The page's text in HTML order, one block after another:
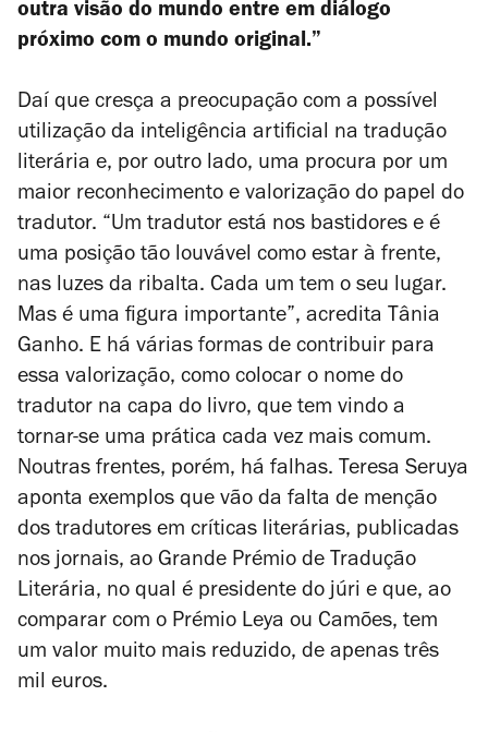
outra visão do mundo entre em diálogo
próximo com o mundo original.”
Daí que cresça a preocupação com a possível
utilização da inteligência artificial na tradução
literária e, por outro lado, uma procura por um
maior reconhecimento e valorização do papel do
tradutor. “Um tradutor está nos bastidores e é
uma posição tão louvável como estar à frente,
nas luzes da ribalta. Cada um tem o seu lugar.
Mas é uma figura importante”, acredita Tânia
Ganho. E há várias formas de contribuir para
essa valorização, como colocar o nome do
tradutor na capa do livro, que tem vindo a
tornar-se uma prática cada vez mais comum.
Noutras frentes, porém, há falhas. Teresa Seruya
aponta exemplos que vão da falta de menção
dos tradutores em críticas literárias, publicadas
nos jornais, ao Grande Prémio de Tradução
Literária, no qual é presidente do júri e que, ao
comparar com o Prémio Leya ou Camões, tem
um valor muito mais reduzido, de apenas três
mil euros.